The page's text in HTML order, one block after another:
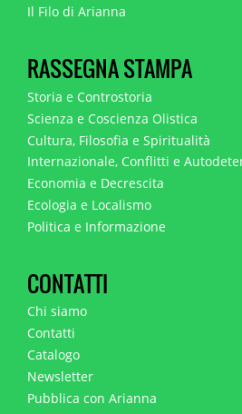
Il Filo di Arianna
RASSEGNA STAMPA
Storia e Controstoria
Scienza e Coscienza Olistica
Cultura, Filosofia e Spiritualità
Internazionale, Conflitti e
Economia e Decrescita
Ecologia e Localismo
Politica e Informazione
CONTATTI
Chi siamo
Contatti
Catalogo
Newsletter
Pubblica con Arianna